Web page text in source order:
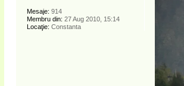
Mesaje: 914
Membru din: 27 Aug 2010, 15:14
Locaţie: Constanta